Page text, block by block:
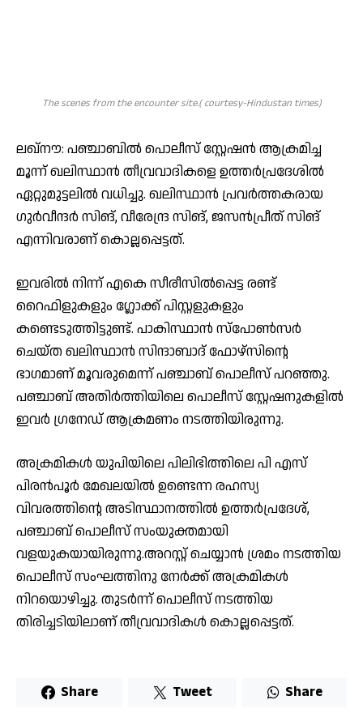
The scenes from the encounter site.( courtesy-Hindustan times)
ലഖ്‌നൗ: പഞ്ചാബില്‍ പൊലീസ് സ്റ്റേഷന്‍ ആക്രമിച്ച
മൂന്ന് ഖലിസ്ഥാന്‍ തീവ്രവാദികളെ ഉത്തര്‍പ്രദേശില്‍
ഏറ്റുമുട്ടലില്‍ വധിച്ചു. ഖലിസ്ഥാന്‍ പ്രവര്‍ത്തകരായ
ഗുര്‍വീന്ദര്‍ സിങ്, വീരേന്ദ്ര സിങ്, ജസന്‍പ്രീത് സിങ്
എന്നിവരാണ് കൊല്ലപ്പെട്ടത്.
ഇവരില്‍ നിന്ന് എകെ സീരീസില്‍പ്പെട്ട രണ്ട്
റൈഫിളുകളും ഗ്ലോക്ക് പിസ്റ്റളുകളും
കണ്ടെടുത്തിട്ടുണ്ട്. പാകിസ്ഥാന്‍ സ്പോണ്‍സര്‍
ചെയ്ത ഖലിസ്ഥാന്‍ സിന്ദാബാദ് ഫോഴ്സിന്റെ
ഭാഗമാണ് മൂവരുമെന്ന് പഞ്ചാബ് പൊലീസ് പറഞ്ഞു.
പഞ്ചാബ് അതിര്‍ത്തിയിലെ പൊലീസ് സ്റ്റേഷനുകളില്‍
ഇവര്‍ ഗ്രനേഡ് ആക്രമണം നടത്തിയിരുന്നു.
അക്രമികള്‍ യുപിയിലെ പിലിഭിത്തിലെ പി എസ്
പിരന്‍പൂര്‍ മേഖലയില്‍ ഉണ്ടെന്ന രഹസ്യ
വിവരത്തിന്റെ അടിസ്ഥാനത്തില്‍ ഉത്തര്‍പ്രദേശ്,
പഞ്ചാബ് പൊലീസ് സംയുക്തമായി
വളയുകയായിരുന്നു.അറസ്റ്റ് ചെയ്യാന്‍ ശ്രമം നടത്തിയ
പൊലീസ് സംഘത്തിനു നേര്‍ക്ക് അക്രമികള്‍
നിറയൊഴിച്ചു. തുടര്‍ന്ന് പൊലീസ് നടത്തിയ
തിരിച്ചടിയിലാണ് തീവ്രവാദികള്‍ കൊല്ലപ്പെട്ടത്.
Share Tweet Share